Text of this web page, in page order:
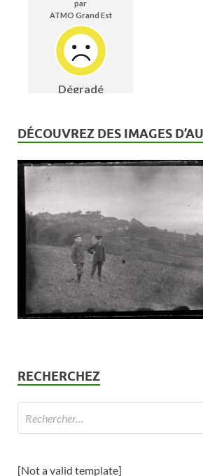
DÉCOUVREZ DES IMAGES
RECHERCHEZ
[Not a valid template]